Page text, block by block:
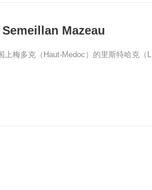
Mazeau
梅多克（Haut-Medoc）的里斯特哈克（L